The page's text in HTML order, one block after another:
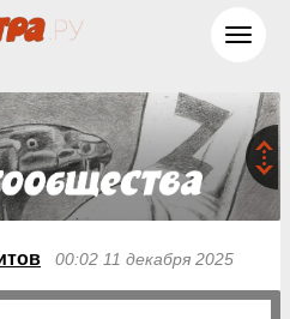
00:02 11 декабря 2025